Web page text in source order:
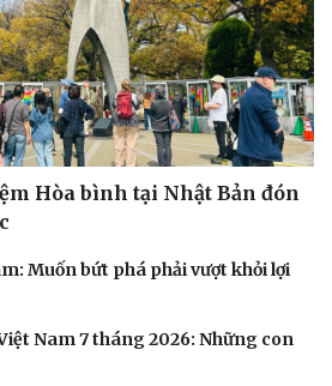
Câu chuyện thời sự
Kể chuyện cho bé
Hòa bình tại Nhật Bản đón
Muốn bứt phá phải vượt khỏi lợi
Nam 7 tháng 2026: Những con